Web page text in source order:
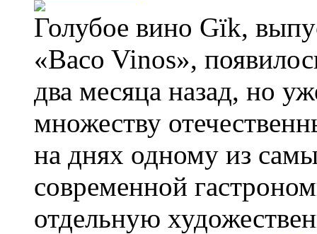
Голубое вино Gïk,
«Baco Vinos»,
два месяца назад, но
множеству
на днях одному из
современной
отдельную